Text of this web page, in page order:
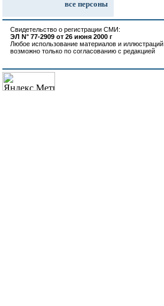
все персоны
Свидетельство о регистрации СМИ:
ЭЛ N° 77-2909 от 26 июня 2000 г
Любое использование материалов и иллюстраций
возможно только по согласованию с редакцией